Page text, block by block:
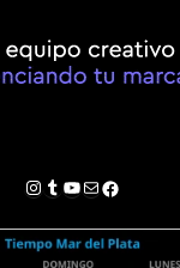
Instagram
Tumblr
YouTube
Correo electrónico
Facebook